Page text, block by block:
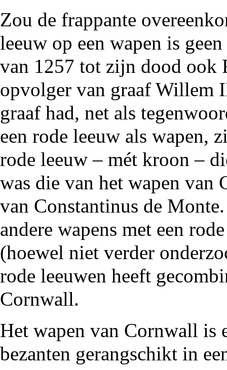
Zou de frappante
leeuw op een wapen is
van 1257 tot zijn dood ook
opvolger van graaf Willem
graaf had, net als
een rode leeuw als wapen,
rode leeuw – mét kroon –
was die van het wapen van
van Constantinus de Monte
andere wapens met een
(hoewel niet verder
rode leeuwen heeft
Cornwall.
Het wapen van Cornwall
bezanten gerangschikt in